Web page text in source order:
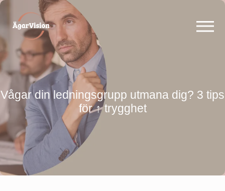
Vågar din ledningsgrupp utmana dig? 3 tips
för ↑ trygghet